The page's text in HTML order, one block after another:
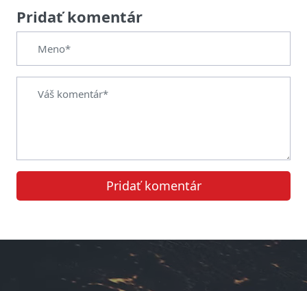
Pridať komentár
Pridať komentár